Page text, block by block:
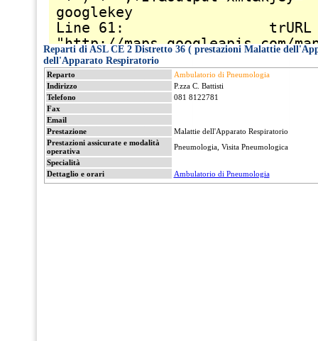
Reparti di ASL CE 2 Distretto 36 ( prestazioni Malattie
dell'Apparato Respiratorio
Reparto
Ambulatorio di Pneumologia
Indirizzo
P.zza C. Battisti
Telefono
081 8122781
Fax
Email
Prestazione
Malattie dell'Apparato Respiratorio
Prestazioni assicurate e modalità
operativa
Pneumologia, Visita Pneumologica
Specialità
Dettaglio e orari
Ambulatorio di Pneumologia